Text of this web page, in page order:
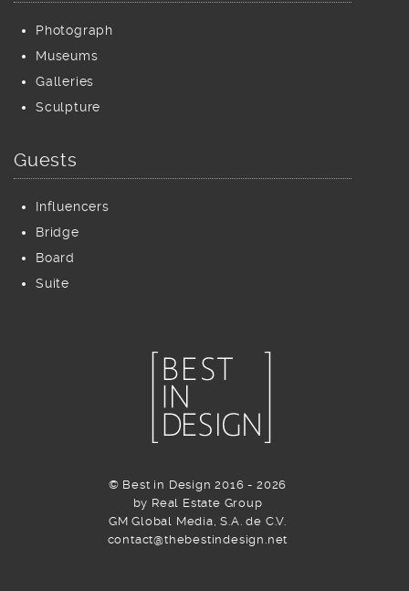
Photograph
Museums
Galleries
Sculpture
Guests
Influencers
Bridge
Board
Suite
© Best in Design 2016 - 2026
by Real Estate Group
GM Global Media, S.A. de C.V.
contact@thebestindesign.net